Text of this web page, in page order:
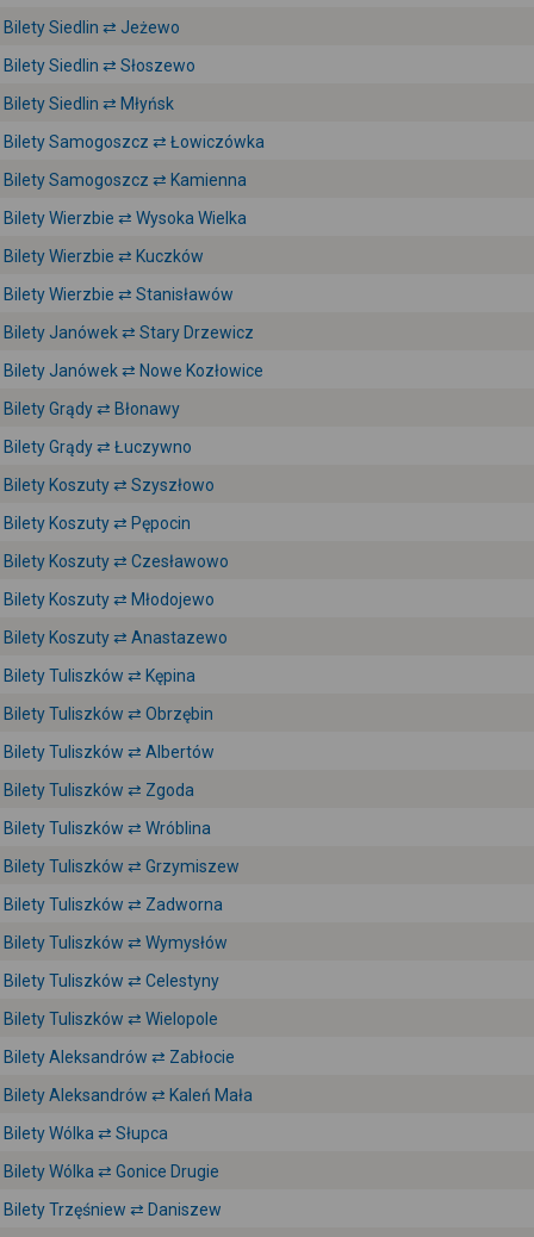
Bilety Siedlin ⇄ Jeżewo
Bilety Siedlin ⇄ Słoszewo
Bilety Siedlin ⇄ Młyńsk
Bilety Samogoszcz ⇄ Łowiczówka
Bilety Samogoszcz ⇄ Kamienna
Bilety Wierzbie ⇄ Wysoka Wielka
Bilety Wierzbie ⇄ Kuczków
Bilety Wierzbie ⇄ Stanisławów
Bilety Janówek ⇄ Stary Drzewicz
Bilety Janówek ⇄ Nowe Kozłowice
Bilety Grądy ⇄ Błonawy
Bilety Grądy ⇄ Łuczywno
Bilety Koszuty ⇄ Szyszłowo
Bilety Koszuty ⇄ Pępocin
Bilety Koszuty ⇄ Czesławowo
Bilety Koszuty ⇄ Młodojewo
Bilety Koszuty ⇄ Anastazewo
Bilety Tuliszków ⇄ Kępina
Bilety Tuliszków ⇄ Obrzębin
Bilety Tuliszków ⇄ Albertów
Bilety Tuliszków ⇄ Zgoda
Bilety Tuliszków ⇄ Wróblina
Bilety Tuliszków ⇄ Grzymiszew
Bilety Tuliszków ⇄ Zadworna
Bilety Tuliszków ⇄ Wymysłów
Bilety Tuliszków ⇄ Celestyny
Bilety Tuliszków ⇄ Wielopole
Bilety Aleksandrów ⇄ Zabłocie
Bilety Aleksandrów ⇄ Kaleń Mała
Bilety Wólka ⇄ Słupca
Bilety Wólka ⇄ Gonice Drugie
Bilety Trzęśniew ⇄ Daniszew